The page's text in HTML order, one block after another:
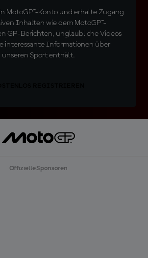
MotoGP™-Konto und erhalte Zugang
Inhalten wie dem MotoGP™-
GP-Berichten, unglaubliche Videos
interessante Informationen über
unseren Sport enthält.
Offizielle Sponsoren